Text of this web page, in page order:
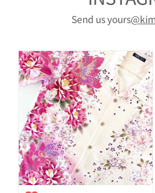
Send us yours